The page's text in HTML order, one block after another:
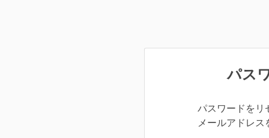
パス
パスワードをリ
メールアドレ